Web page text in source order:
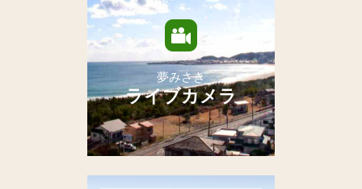
夢みさき
ライブカメラ